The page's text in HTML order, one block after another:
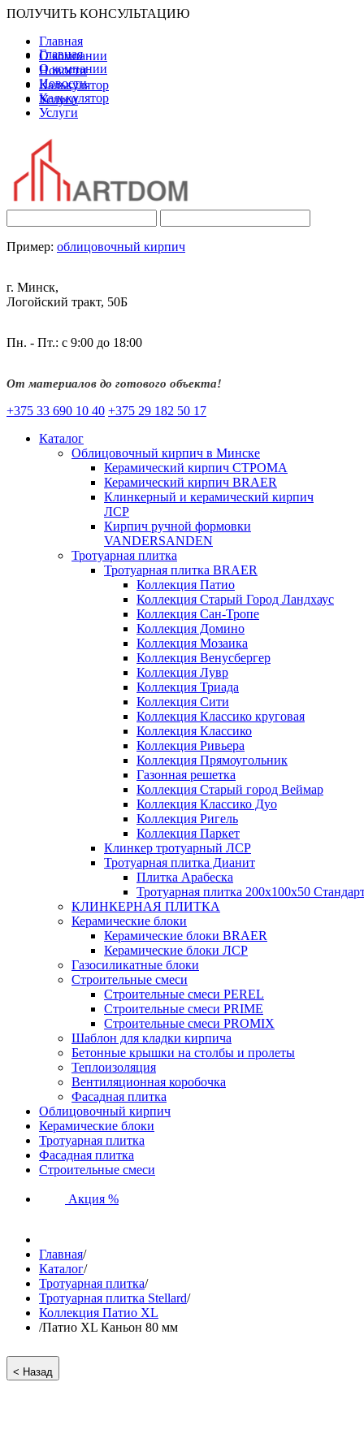
ПОЛУЧИТЬ КОНСУЛЬТАЦИЮ
Главная
О компании
Новости
Калькулятор
Услуги
Главная
О компании
Новости
Калькулятор
Услуги
Пример: облицовочный кирпич
г. Минск,
Логойский тракт, 50Б
Пн. - Пт.: с 9:00 до 18:00
От материалов до готового объекта!
+375 33 690 10 40 +375 29 182 50 17
Каталог
Облицовочный кирпич в Минске
Керамический кирпич СТРОМА
Керамический кирпич BRAER
Клинкерный и керамический кирпич
ЛСР
Кирпич ручной формовки
VANDERSANDEN
Тротуарная плитка
Тротуарная плитка BRAER
Коллекция Патио
Коллекция Старый Город Ландхаус
Коллекция Сан-Тропе
Коллекция Домино
Коллекция Мозаика
Коллекция Венусбергер
Коллекция Лувр
Коллекция Триада
Коллекция Сити
Коллекция Классико круговая
Коллекция Классико
Коллекция Ривьера
Коллекция Прямоугольник
Газонная решетка
Коллекция Старый город Веймар
Коллекция Классико Дуо
Коллекция Ригель
Коллекция Паркет
Клинкер тротуарный ЛСР
Тротуарная плитка Дианит
Плитка Арабеска
Тротуарная плитка 200х100х50
КЛИНКЕРНАЯ ПЛИТКА
Керамические блоки
Керамические блоки BRAER
Керамические блоки ЛСР
Газосиликатные блоки
Строительные смеси
Строительные смеси PEREL
Строительные смеси PRIME
Строительные смеси PROMIX
Шаблон для кладки кирпича
Бетонные крышки на столбы и пролеты
Теплоизоляция
Вентиляционная коробочка
Фасадная плитка
Облицовочный кирпич
Керамические блоки
Тротуарная плитка
Фасадная плитка
Строительные смеси
Акция %
Главная/
Каталог/
Тротуарная плитка/
Тротуарная плитка Stellard/
Коллекция Патио XL
/Патио XL Каньон 80 мм